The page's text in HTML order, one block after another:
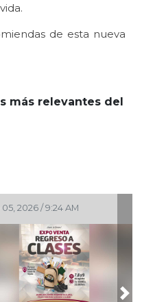
de esta nueva
más relevantes del
2026 / 9:24 AM